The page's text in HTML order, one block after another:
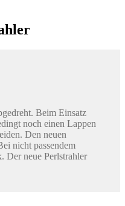
Beim Einsatz
noch einen Lappen
Den neuen
nicht passendem
Der neue Perlstrahler